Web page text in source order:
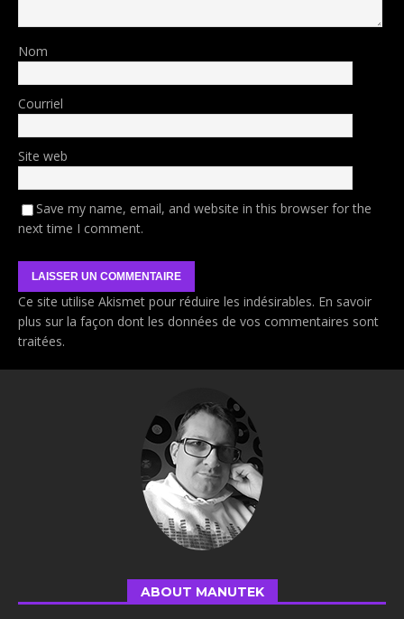
Nom
Courriel
Site web
Save my name, email, and website in this browser for the
next time I comment.
Ce site utilise Akismet pour réduire les indésirables. En savoir
plus sur la façon dont les données de vos commentaires sont
traitées.
ABOUT MANUTEK